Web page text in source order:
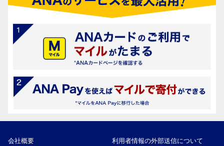
会社概要 利用者情報の外部送信について